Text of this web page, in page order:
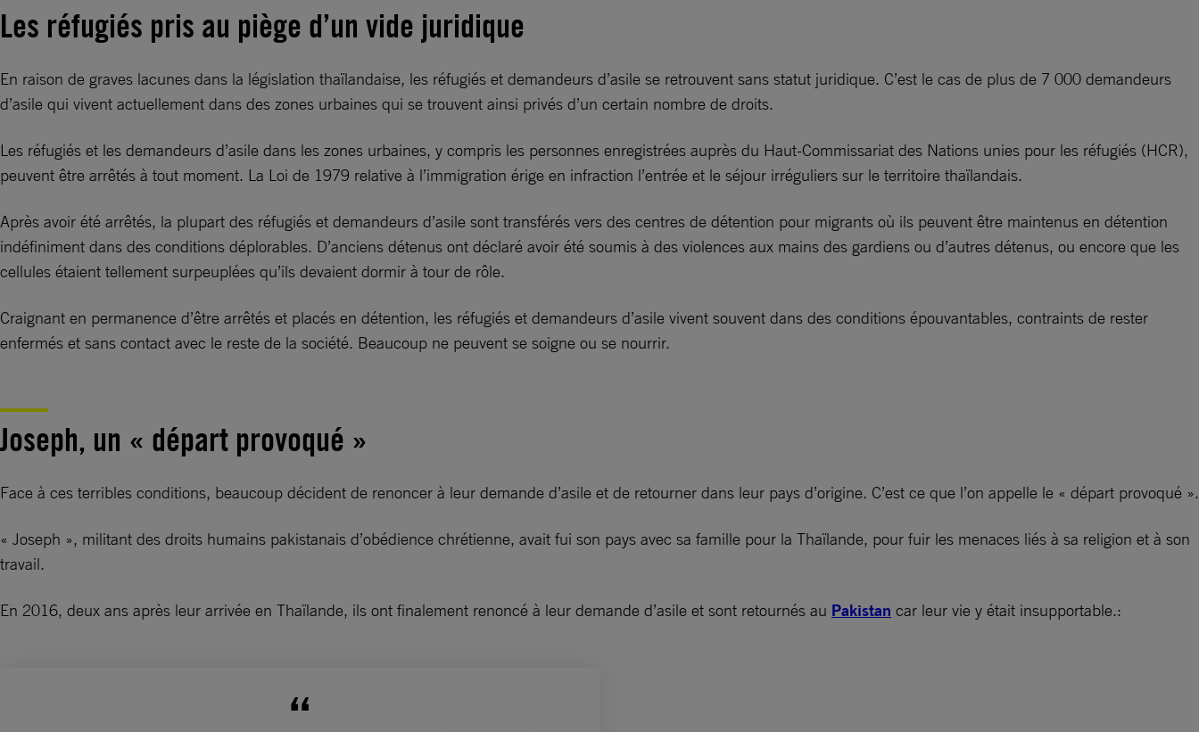
Les réfugiés pris au piège d’un vide juridique
En raison de graves lacunes dans la législation thaïlandaise, les réfugiés et demandeurs d’asile se retrouvent sans statut juridique. C’est le cas de plus de 7 000 demandeurs
d’asile qui vivent actuellement dans des zones urbaines qui se trouvent ainsi privés d’un certain nombre de droits.
Les réfugiés et les demandeurs d’asile dans les zones urbaines, y compris les personnes enregistrées auprès du Haut-Commissariat des Nations unies pour les réfugiés (HCR),
peuvent être arrêtés à tout moment. La Loi de 1979 relative à l’immigration érige en infraction l’entrée et le séjour irréguliers sur le territoire thaïlandais.
Après avoir été arrêtés, la plupart des réfugiés et demandeurs d’asile sont transférés vers des centres de détention pour migrants où ils peuvent être maintenus en détention
indéfiniment dans des conditions déplorables. D’anciens détenus ont déclaré avoir été soumis à des violences aux mains des gardiens ou d’autres détenus, ou encore que les
cellules étaient tellement surpeuplées qu’ils devaient dormir à tour de rôle.
Craignant en permanence d’être arrêtés et placés en détention, les réfugiés et demandeurs d’asile vivent souvent dans des conditions épouvantables, contraints de rester
enfermés et sans contact avec le reste de la société. Beaucoup ne peuvent se soigne ou se nourrir.
Joseph, un « départ provoqué »
Face à ces terribles conditions, beaucoup décident de renoncer à leur demande d’asile et de retourner dans leur pays d’origine. C’est ce que l’on appelle le « départ provoqué ».
« Joseph », militant des droits humains pakistanais d’obédience chrétienne, avait fui son pays avec sa famille pour la Thaïlande, pour fuir les menaces liés à sa religion et à son
travail.
En 2016, deux ans après leur arrivée en Thaïlande, ils ont finalement renoncé à leur demande d’asile et sont retournés au Pakistan car leur vie y était insupportable.: